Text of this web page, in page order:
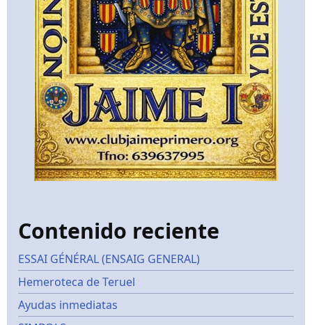
Contenido reciente
ESSAI GÉNÉRAL (ENSAIG GENERAL)
Hemeroteca de Teruel
Ayudas inmediatas